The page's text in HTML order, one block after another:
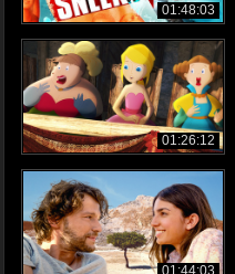
01:48:03
01:26:12
01:44:03